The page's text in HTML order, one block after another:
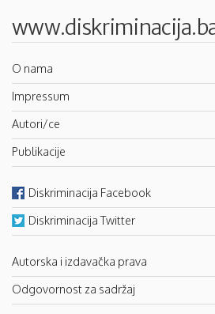
O nama
Impressum
Autori/ce
Publikacije
Diskriminacija Facebook
Diskriminacija Twitter
Autorska i izdavačka prava
Odgovornost za sadržaj